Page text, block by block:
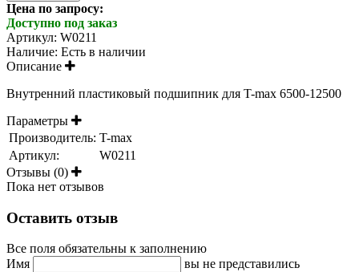
Цена по запросу:
Доступно под заказ
Артикул: W0211
Наличие: Есть в наличии
Описание
Внутренний пластиковый подшипник для T-max 6500-12500
Параметры
Производитель: T-max
Артикул:
W0211
Отзывы (0)
Пока нет отзывов
Оставить отзыв
Все поля обязательны к заполнению
Имя
вы не представились